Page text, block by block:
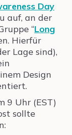
Day
auf, an der
“Long
Hierfür
Lage sind),
Design
9 Uhr (EST)
sollte